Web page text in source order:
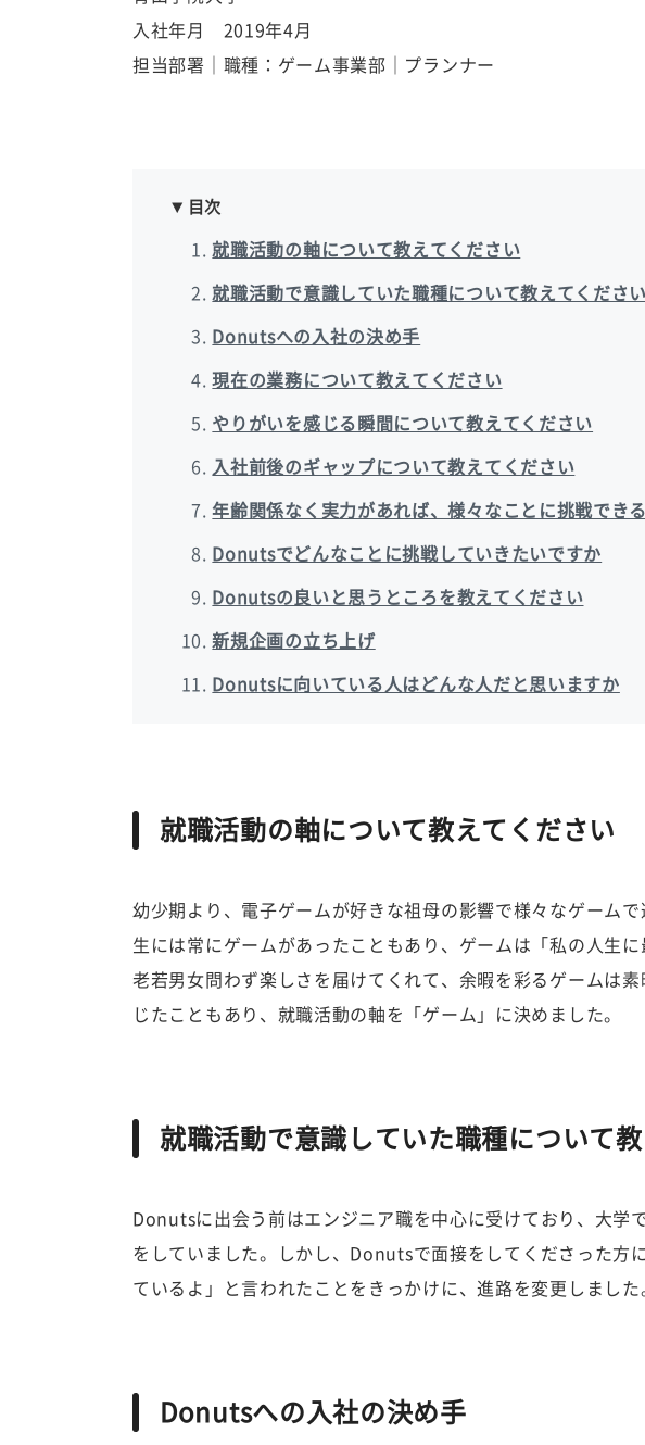
入社年月 2019年4月
担当部署｜職種：ゲーム事業部｜プランナー
目次
就職活動の軸について教えてください
就職活動で意識していた職種について教えてください
Donutsへの入社の決め手
現在の業務について教えてください
やりがいを感じる瞬間について教えてください
入社前後のギャップについて教えてください
年齢関係なく実力があれば、様々なことに挑戦でき
Donutsでどんなことに挑戦していきたいですか
Donutsの良いと思うところを教えてください
新規企画の立ち上げ
Donutsに向いている人はどんな人だと思いますか
就職活動の軸について教えてください
幼少期より、電子ゲームが好きな祖母の影響で様々なゲーム
生には常にゲームがあったこともあり、ゲームは「私の人生
老若男女問わず楽しさを届けてくれて、余暇を彩るゲームは
じたこともあり、就職活動の軸を「ゲーム」に決めました。
就職活動で意識していた職種について
Donutsに出会う前はエンジニア職を中心に受けており、大学
をしていました。しかし、Donutsで面接をしてくださった方
ているよ」と言われたことをきっかけに、進路を変更しました
Donutsへの入社の決め手